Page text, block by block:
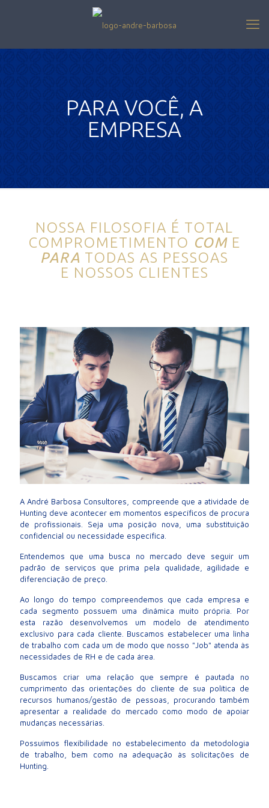
PARA VOCÊ, A
EMPRESA
NOSSA FILOSOFIA É TOTAL
COMPROMETIMENTO COME
PARA TODAS AS PESSOAS
E NOSSOS CLIENTES
A André Barbosa Consultores, compreende que a atividade de
Hunting deve acontecer em momentos específicos de procura
de profissionais. Seja uma posição nova, uma substituição
confidencial ou necessidade específica.
Entendemos que uma busca no mercado deve seguir um
padrão de serviços que prima pela qualidade, agilidade e
diferenciação de preço.
Ao longo do tempo compreendemos que cada empresa e
cada segmento possuem uma dinâmica muito própria. Por
esta razão desenvolvemos um modelo de atendimento
exclusivo para cada cliente. Buscamos estabelecer uma linha
de trabalho com cada um de modo que nosso "Job" atenda às
necessidades de RH e de cada área.
Buscamos criar uma relação que sempre é pautada no
cumprimento das orientações do cliente de sua política de
recursos humanos/gestão de pessoas, procurando também
apresentar a realidade do mercado como modo de apoiar
mudanças necessárias.
Possuímos flexibilidade no estabelecimento da metodologia
de trabalho, bem como na adequação às solicitações de
Hunting.